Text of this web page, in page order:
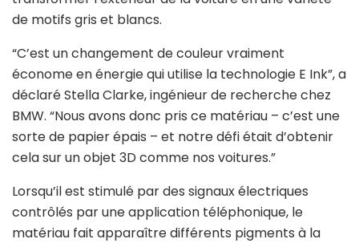
de motifs gris et blancs.
“C’est un changement de couleur vraiment
économe en énergie qui utilise la technologie E Ink”, a
déclaré Stella Clarke, ingénieur de recherche chez
BMW. “Nous avons donc pris ce matériau – c’est une
sorte de papier épais – et notre défi était d’obtenir
cela sur un objet 3D comme nos voitures.”
Lorsqu’il est stimulé par des signaux électriques
contrôlés par une application téléphonique, le
matériau fait apparaître différents pigments à la